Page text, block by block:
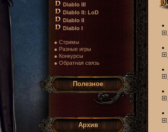
Diablo III
Diablo II: LoD
Diablo II
Diablo I
● Стримы
● Разные игры
● Конкурсы
● Обратная связь
Полезное
Архив